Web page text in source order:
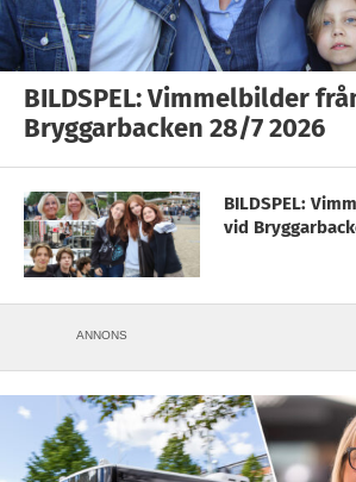
BILDSPEL: Vimmelbilder
Bryggarbacken 28/7 2026
BILDSPEL:
vid
ANNONS